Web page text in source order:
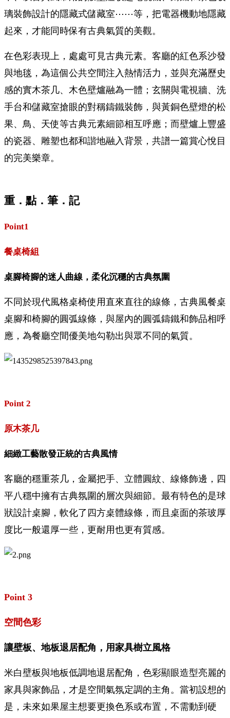
璃裝飾設計的隱藏式儲藏室⋯⋯等，把電器機動地隱藏
起來，才能同時保有古典氣質的美觀。
在色彩表現上，處處可見古典元素。客廳的紅色系沙發
與地毯，為這個公共空間注入熱情活力，並與充滿歷史
感的實木茶几、木色壁爐融為一體；玄關與電視牆、洗
手台和儲藏室搶眼的對稱鑄鐵裝飾，與黃銅色壁燈的松
果、鳥、天使等古典元素細節相互呼應；而壁爐上豐盛
的瓷器、雕塑也都和諧地融入背景，共譜一篇賞心悅目
的完美樂章。
重．點．筆．記
Point1
餐桌椅組
桌腳椅腳的迷人曲線，柔化沉穩的古典氛圍
不同於現代風格桌椅使用直來直往的線條，古典風餐桌
桌腳和椅腳的圓弧線條，與屋內的圓弧鑄鐵和飾品相呼
應，為餐廳空間優美地勾勒出與眾不同的氣質。
Point 2
原木茶几
細緻工藝散發正統的古典風情
客廳的穩重茶几，金屬把手、立體圓紋、線條飾邊，四
平八穩中擁有古典氛圍的層次與細節。最有特色的是球
狀設計桌腳，軟化了四方桌體線條，而且桌面的茶玻厚
度比一般還厚一些，更耐用也更有質感。
Point 3
空間色彩
讓壁板、地板退居配角，用家具樹立風格
米白壁板與地板低調地退居配角，色彩顯眼造型亮麗的
家具與家飾品，才是空間氣氛定調的主角。當初設想的
是，未來如果屋主想要更換色系或布置，不需動到硬